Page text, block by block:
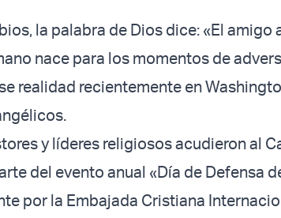
la palabra de Dios dice: «El amigo
nace para los momentos de
realidad recientemente en
y líderes religiosos acudieron al
del evento anual «Día de Defensa
por la Embajada Cristiana